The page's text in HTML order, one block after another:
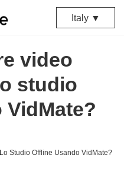
Italy ▼
video
studio